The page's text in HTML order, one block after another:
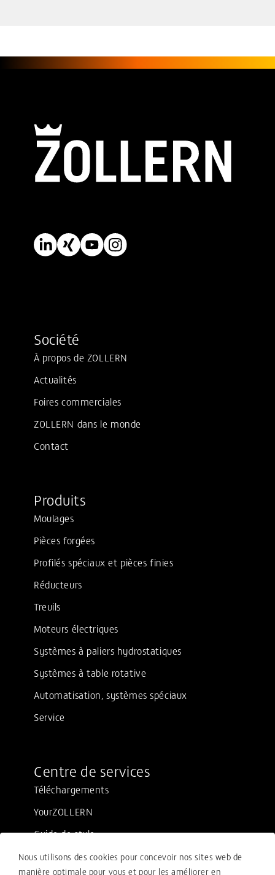
Société
À propos de ZOLLERN
Actualités
Foires commerciales
ZOLLERN dans le monde
Contact
Produits
Moulages
Pièces forgées
Profilés spéciaux et pièces finies
Réducteurs
Treuils
Moteurs électriques
Systèmes à paliers hydrostatiques
Systèmes à table rotative
Automatisation, systèmes spéciaux
Service
Centre de services
Téléchargements
YourZOLLERN
Guide de style
Nous utilisons des cookies pour concevoir nos sites web de
manière optimale pour vous et pour les améliorer en